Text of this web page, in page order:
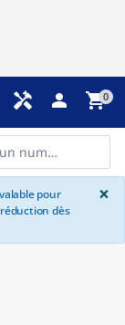
handyman person shopping_cart0
pour
dès
×